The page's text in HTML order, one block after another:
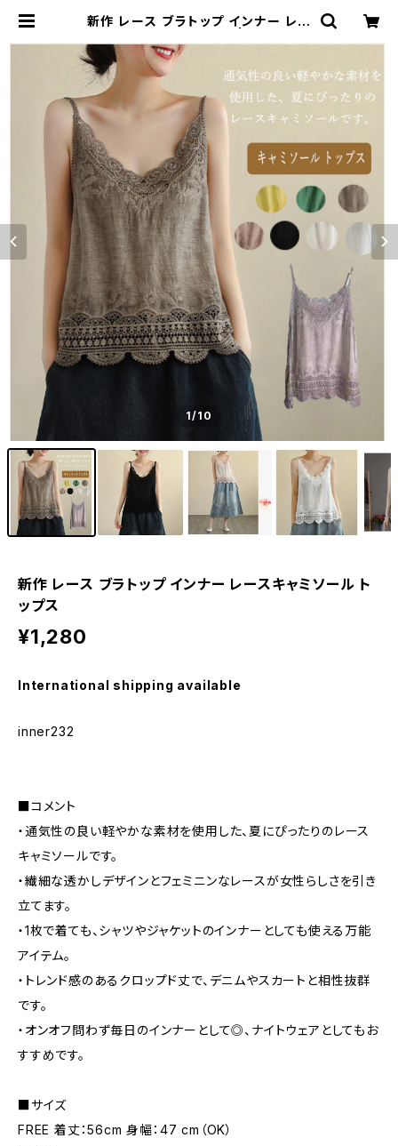
新作 レース ブラトップ インナー レー
1/10
新作 レース ブラトップ インナー レースキャミソール ト
ップス
¥1,280
International shipping available
inner232
■コメント
・通気性の良い軽やかな素材を使用した、夏にぴったりのレース
キャミソールです。
・繊細な透かしデザインとフェミニンなレースが女性らしさを引き
立てます。
・1枚で着ても、シャツやジャケットのインナーとしても使える万能
アイテム。
・トレンド感のあるクロップド丈で、デニムやスカートと相性抜群
です。
・オンオフ問わず毎日のインナーとして◎、ナイトウェアとしてもお
すすめです。
■サイズ
FREE 着丈：56cm 身幅：47 cm（OK）